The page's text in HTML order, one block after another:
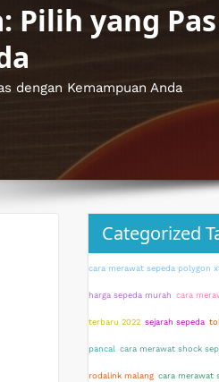
Pilih yang
dengan Kemampuan Anda
Categorized
cara merawat sepeda polygon
harga sepeda murah cara
terbaru 2022 sejarah sepeda
pancal cara merawat shock
rodalink malang cara merawat